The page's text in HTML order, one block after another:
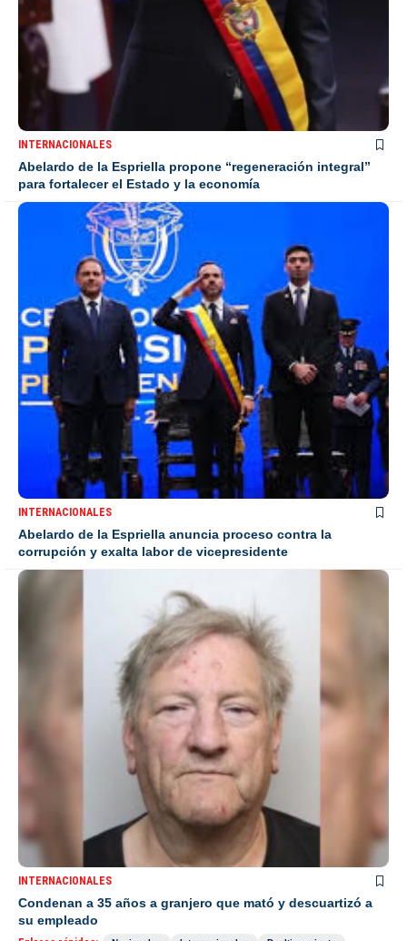
INTERNACIONALES
Abelardo de la Espriella propone “regeneración integral”
para fortalecer el Estado y la economía
INTERNACIONALES
Abelardo de la Espriella anuncia proceso contra la
corrupción y exalta labor de vicepresidente
INTERNACIONALES
Condenan a 35 años a granjero que mató y descuartizó a
su empleado